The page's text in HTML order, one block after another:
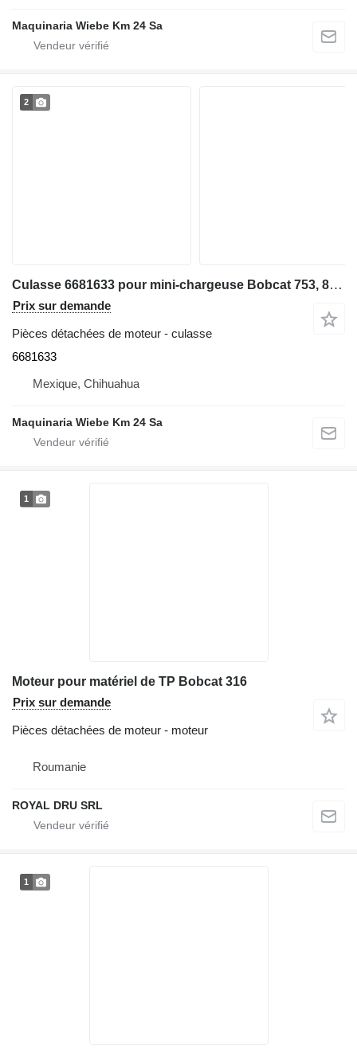
Maquinaria Wiebe Km 24 Sa
2
Culasse 6681633 pour mini-chargeuse Bobcat 753, 863, 873, 883, T190
Prix sur demande
Pièces détachées de moteur - culasse
6681633
Mexique, Chihuahua
Maquinaria Wiebe Km 24 Sa
1
Moteur pour matériel de TP Bobcat 316
Prix sur demande
Pièces détachées de moteur - moteur
Roumanie
ROYAL DRU SRL
1